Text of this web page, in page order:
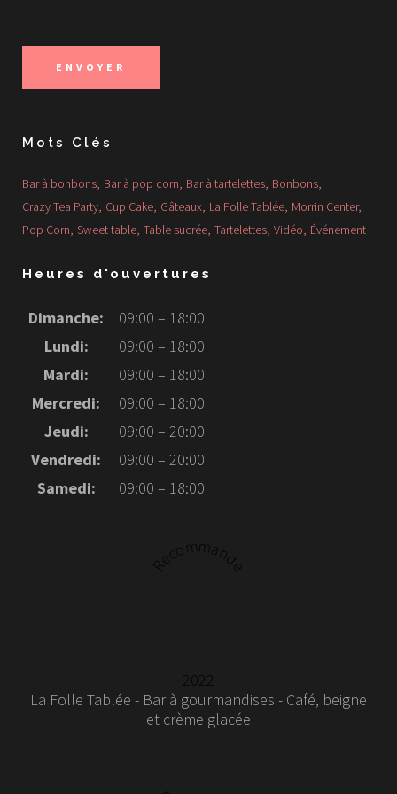
Mots Clés
Bar à bonbons Bar à pop corn Bar à tartelettes Bonbons
Crazy Tea Party Cup Cake Gâteaux La Folle Tablée Morrin Center
Pop Corn Sweet table Table sucrée Tartelettes Vidéo Événement
Heures d'ouvertures
Dimanche:
09:00 – 18:00
Lundi:
09:00 – 18:00
Mardi:
09:00 – 18:00
Mercredi:
09:00 – 18:00
Jeudi:
09:00 – 20:00
Vendredi:
09:00 – 20:00
Samedi:
09:00 – 18:00
Recommandé
2022
La Folle Tablée - Bar à gourmandises - Café, beigne
et crème glacée